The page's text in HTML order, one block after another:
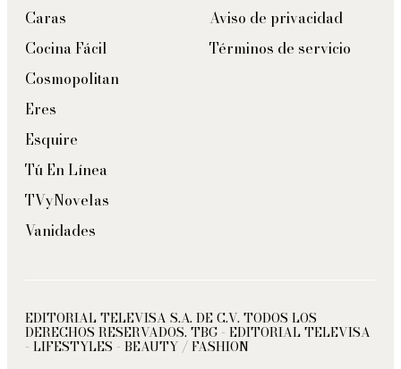
Caras
Cocina Fácil
Cosmopolitan
Eres
Esquire
Tú En Línea
TVyNovelas
Vanidades
Aviso de privacidad
Términos de servicio
EDITORIAL TELEVISA S.A. DE C.V. TODOS LOS
DERECHOS RESERVADOS. TBG - EDITORIAL TELEVISA
- LIFESTYLES - BEAUTY / FASHION